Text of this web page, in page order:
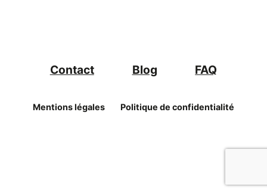
Contact Blog FAQ
Mentions légales Politique de confidentialité